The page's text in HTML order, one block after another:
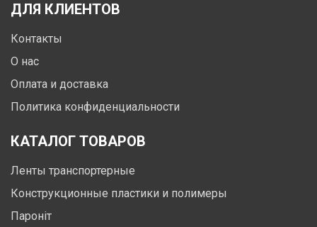
ДЛЯ КЛИЕНТОВ
Контакты
О нас
Оплата и доставка
Политика конфиденциальности
КАТАЛОГ ТОВАРОВ
Ленты транспортерные
Конструкционные пластики и полимеры
Пароніт